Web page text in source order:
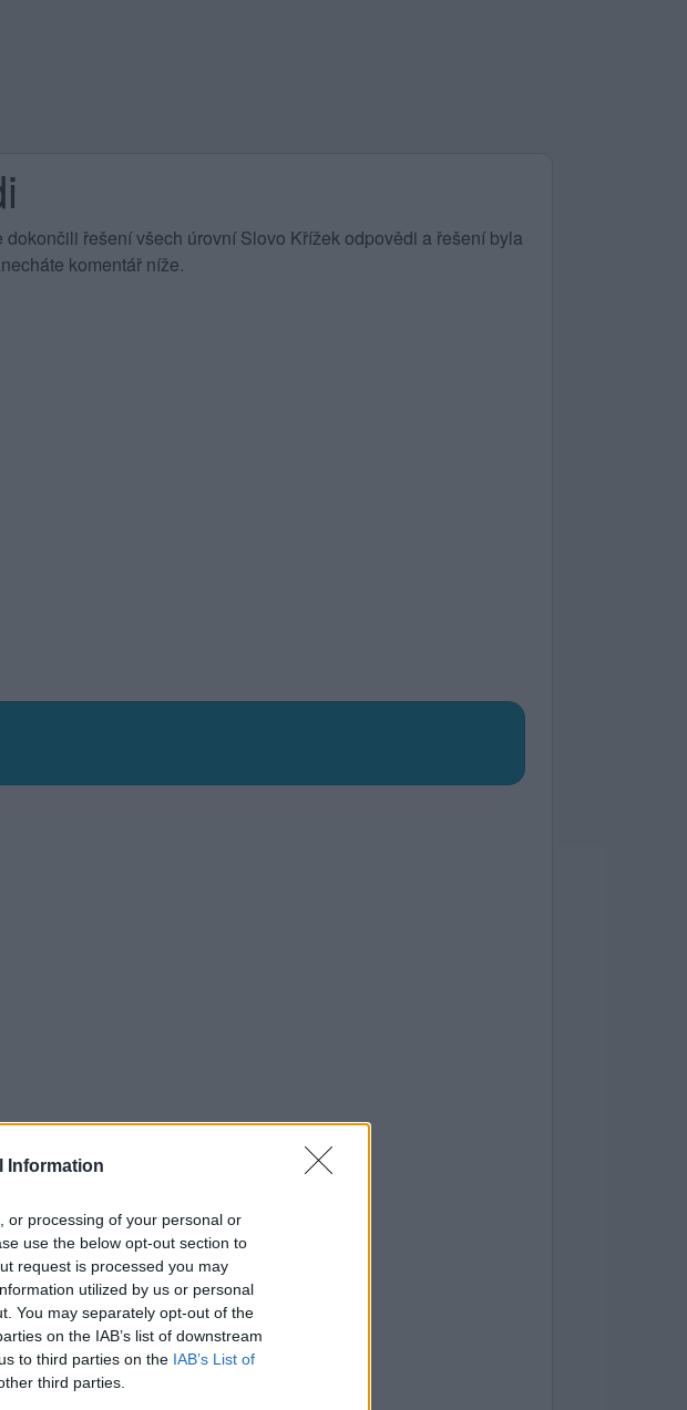
Information
or processing of your personal or
use the below opt-out section to
request is processed you may
utilized by us or personal
You may separately opt-out of the
on the IAB’s list of downstream
to third parties on the IAB’s List of
third parties.
řešení všech úrovní Slovo Křížek odpovědi a řešení byla
komentář níže.